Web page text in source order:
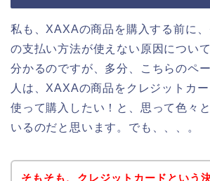
私も、XAXAの商品を購入する前に
の支払い方法が使えない原因につい
分かるのですが、多分、こちらのペ
人は、XAXAの商品をクレジットカ
使って購入したい！と、思って色々
いるのだと思います。でも、、、。
そもそも、クレジットカードという